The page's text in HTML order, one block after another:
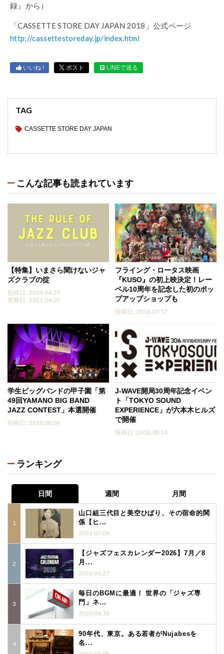
録』から）
「CASSETTE STORE DAY JAPAN 2018」公式ページ
http://cassettestoreday.jp/index.html
いいね ! ポスト LINEで送る
TAG
CASSETTE STORE DAY JAPAN
こんな記事も読まれています
【特集】いまさら聞けないジャ
ズクラブの掟
投稿日 : 2019.04.29
更新日 : 2021.04.07
フライング・ロータス映画
『KUSO』の初上映決定！レー
ベル10周年を記念した初のポッ
プアップショップも
投稿日 : 2018.07.17
学生ビッグバンドの甲子園「第
49回YAMANO BIG BAND
JAZZ CONTEST」本選開催
投稿日 : 2018.08.09
J-WAVE開局30周年記念イベン
ト「TOKYO SOUND
EXPERIENCE」が六本木ヒルズ
で開催
投稿日 : 2018.08.14
ランキング
日間 週間 月間
山口組三代目と美空ひばり、その宿命的関
係【ヒ...
2021.07.06
【ジャズフェスカレンダー2026】7月／8
月...
2026.06.27
毎日のBGMに最適！ 世界の「ジャズ専
門」ネ...
2020.04.18
90年代、東京。ある若者がNujabesを
名...